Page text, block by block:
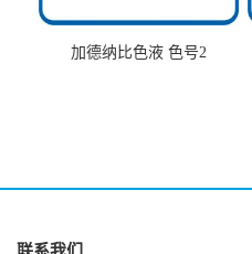
加德纳比色液 色号2